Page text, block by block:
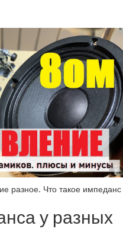
разное. Что такое импеданс
у разных